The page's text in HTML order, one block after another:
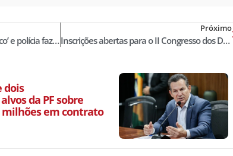
Mulher aciona ‘botão do pânico’ e polícia faz primeira prisão
Próximo
Inscrições abertas para o II Congresso dos Delegados de Polícia
dois
da PF sobre
milhões em contrato